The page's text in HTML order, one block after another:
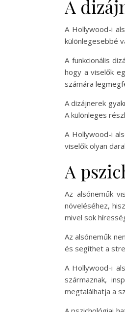
A
A Hollywood-i
különlegesebbé
A funkcionális
hogy a viselők
számára
A dizájnerek
A különleges
A Hollywood-i
viselők olyan
A
Az alsóneműk
növeléséhez,
mivel sok
Az alsóneműk
és segíthet a
A Hollywood-i
származnak,
megtalálhatja a